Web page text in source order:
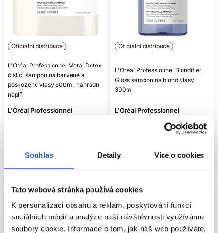
Souhlas Detaily Více o cookies
Tato webová stránka používá cookies
K personalizaci obsahu a reklam, poskytování funkcí
sociálních médií a analýze naší návštěvnosti využíváme
soubory cookie. Informace o tom, jak náš web používáte,
Oficiální distribuce
L'Oréal Professionnel Metal Detox
čistící šampon na barvené a
poškozené vlasy 500ml, náhradní
náplň
L'Oréal Professionnel
Oficiální distribuce
L'Oréal Professionnel Blondifier
Gloss šampon na blond vlasy
300ml
L'Oréal Professionnel